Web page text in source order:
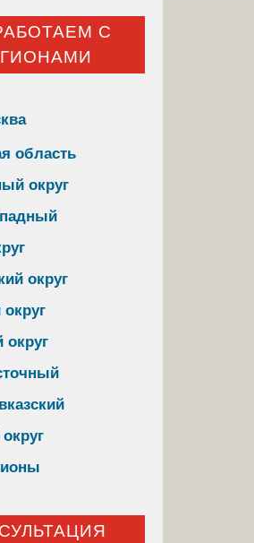
С
область
округ
округ
округ